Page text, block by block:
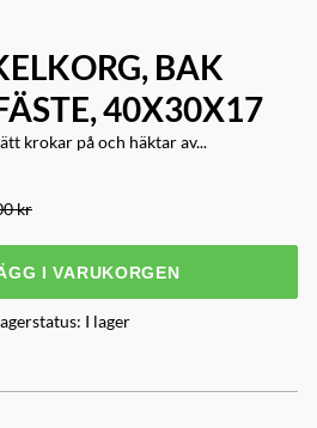
BAK
40X30X17
krokar på och häktar av...
kr
I VARUKORGEN
: I lager